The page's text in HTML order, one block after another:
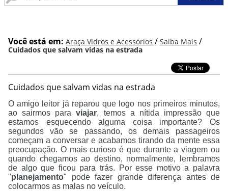
Você está em: Araça Vidros e Acessórios / Saiba Mais /
Cuidados que salvam vidas na estrada
Cuidados que salvam vidas na estrada
O amigo leitor já reparou que logo nos primeiros minutos,
ao sairmos paraviajar, temos a nítida impressão que
estamos esquecendo alguma coisa importante? Os
segundos vão se passando, os demais passageiros
começam a conversar e acabamos tirando da mente essa
preocupação. O mais curioso é que durante a viagem ou
quando chegamos ao destino, normalmente, lembramos
de algo que ficou para trás. Por esse motivo a palavra
"planejamento" pode fazer grande diferença antes de
colocarmos as malas no veículo.